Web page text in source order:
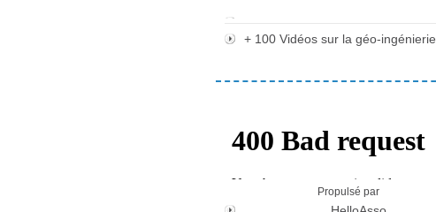
+ 100 Vidéos sur la géo-ingénierie
Propulsé par